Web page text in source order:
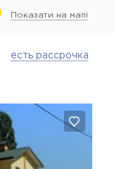
Показати на мапі
есть рассрочка